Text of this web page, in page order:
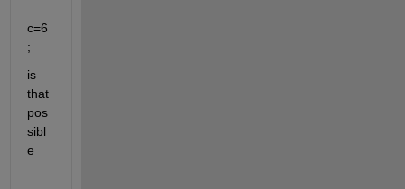
c=6
;
is
that
pos
sibl
e